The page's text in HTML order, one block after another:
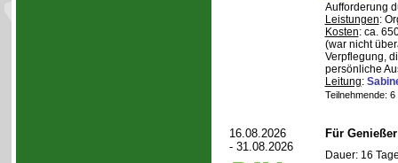
Aufforderung
Leistungen:
Kosten: ca.
(war nicht
Verpflegung,
persönliche
Leitung:
Teilnehmende:
16.08.2026
- 31.08.2026
Für
Dauer: 16